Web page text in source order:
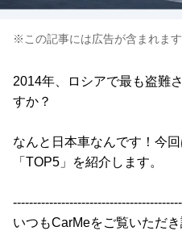
※この記事には広告が含まれます
2014年、ロシアで最も盗難
すか？
なんと日本車なんです！今
「TOP5」を紹介します。
いつもCarMeをご覧いただ